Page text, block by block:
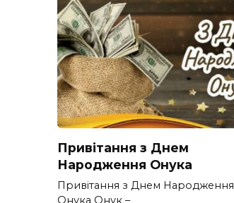
Привітання з Днем
Народження Онука
Привітання з Днем Народження
Онука Онук –